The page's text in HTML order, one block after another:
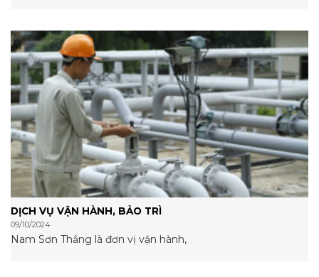
DỊCH VỤ VẬN HÀNH, BẢO TRÌ
09/10/2024
Nam Sơn Thắng là đơn vị vận hành,